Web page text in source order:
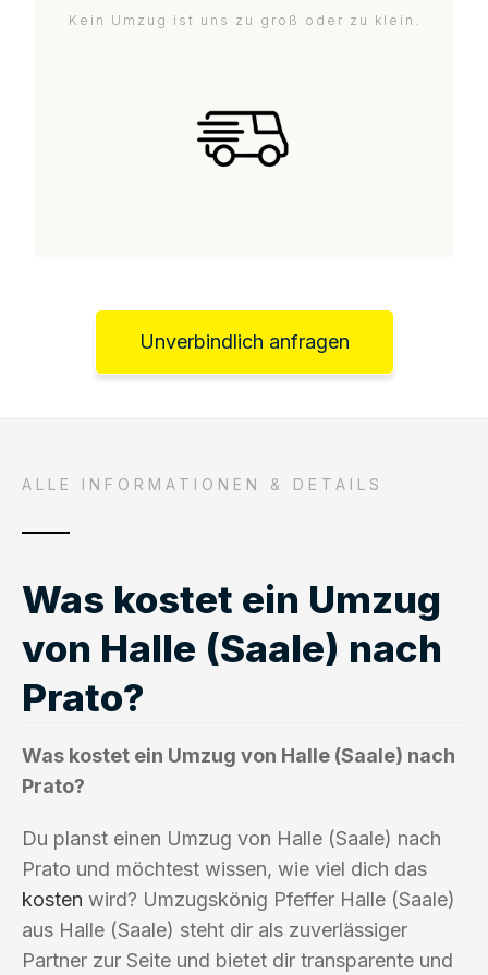
Kein Umzug ist uns zu groß oder zu klein.
Unverbindlich anfragen
ALLE INFORMATIONEN & DETAILS
Was kostet ein Umzug
von Halle (Saale) nach
Prato?
Was kostet ein Umzug von Halle (Saale) nach
Prato?
Du planst einen Umzug von Halle (Saale) nach
Prato und möchtest wissen, wie viel dich das
kosten wird? Umzugskönig Pfeffer Halle (Saale)
aus Halle (Saale) steht dir als zuverlässiger
Partner zur Seite und bietet dir transparente und